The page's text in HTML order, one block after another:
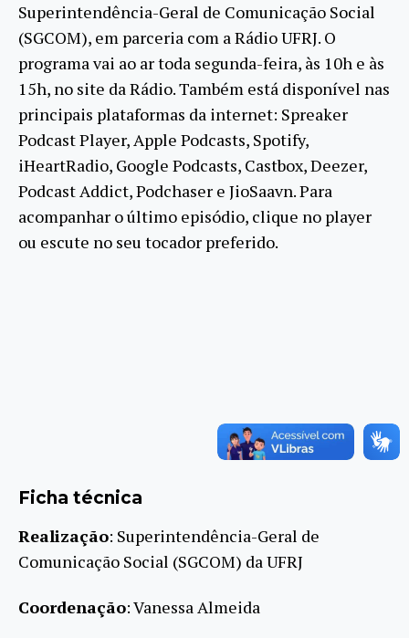
Superintendência-Geral de Comunicação Social
(SGCOM), em parceria com a Rádio UFRJ. O
programa vai ao ar toda segunda-feira, às 10h e às
15h, no site da Rádio. Também está disponível nas
principais plataformas da internet: Spreaker
Podcast Player, Apple Podcasts, Spotify,
iHeartRadio, Google Podcasts, Castbox, Deezer,
Podcast Addict, Podchaser e JioSaavn. Para
acompanhar o último episódio, clique no player
ou escute no seu tocador preferido.
Ficha técnica
Realização: Superintendência-Geral de
Comunicação Social (SGCOM) da UFRJ
Coordenação: Vanessa Almeida